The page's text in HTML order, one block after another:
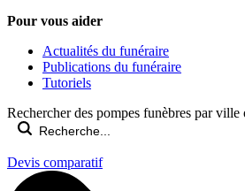
Pour vous aider
Actualités du funéraire
Publications du funéraire
Tutoriels
Rechercher des pompes funèbres par ville
Devis comparatif